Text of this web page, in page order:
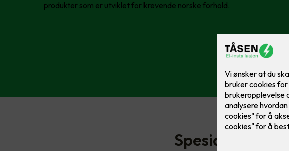
produkter som er utviklet for krevende norske forhold.
Spesialist på